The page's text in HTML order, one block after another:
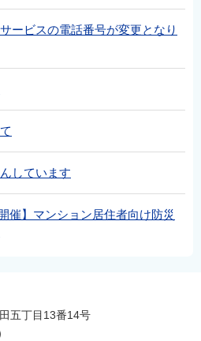
ービスの電話番号が変更となり
しています
催】マンション居住者向け防災
五丁目13番14号